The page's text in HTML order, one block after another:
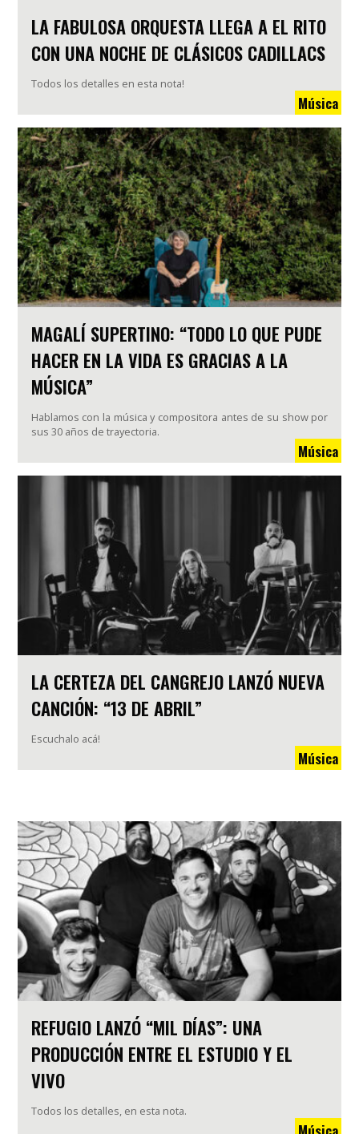
LA FABULOSA ORQUESTA LLEGA A EL RITO
CON UNA NOCHE DE CLÁSICOS CADILLACS
Todos los detalles en esta nota!
Música
MAGALÍ SUPERTINO: “TODO LO QUE PUDE
HACER EN LA VIDA ES GRACIAS A LA
MÚSICA”
Hablamos con la música y compositora antes de su show por
sus 30 años de trayectoria.
Música
LA CERTEZA DEL CANGREJO LANZÓ NUEVA
CANCIÓN: “13 DE ABRIL”
Escuchalo acá!
Música
REFUGIO LANZÓ “MIL DÍAS”: UNA
PRODUCCIÓN ENTRE EL ESTUDIO Y EL
VIVO
Todos los detalles, en esta nota.